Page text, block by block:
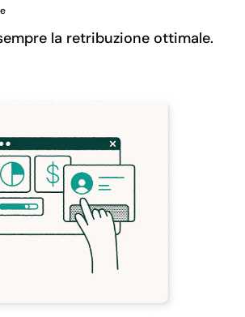
la retribuzione ottimale.